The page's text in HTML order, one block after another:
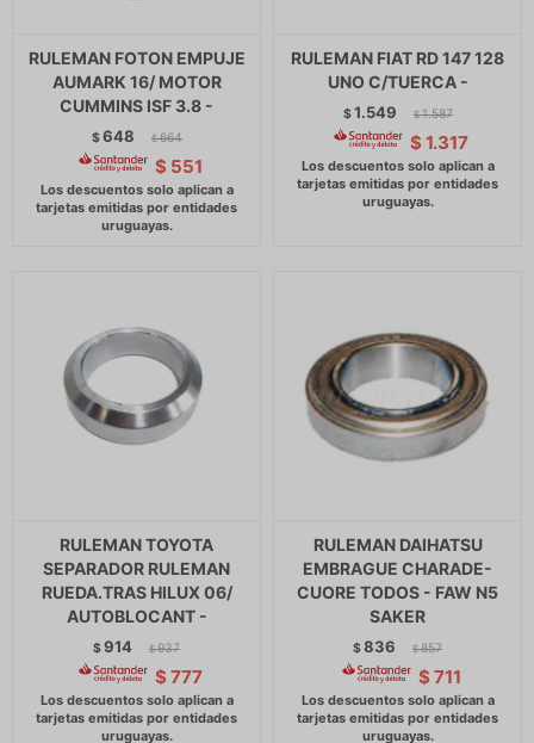
RULEMAN FOTON EMPUJE
AUMARK 16/ MOTOR
CUMMINS ISF 3.8 -
$648 $ 664
$ 551
RULEMAN FIAT RD 147 128
UNO C/TUERCA -
$1.549 $ 1.587
$ 1.317
RULEMAN TOYOTA
SEPARADOR RULEMAN
RUEDA.TRAS HILUX 06/
AUTOBLOCANT -
$914 $ 937
$ 777
RULEMAN DAIHATSU
EMBRAGUE CHARADE-
CUORE TODOS - FAW N5
SAKER
$836 $ 857
$ 711